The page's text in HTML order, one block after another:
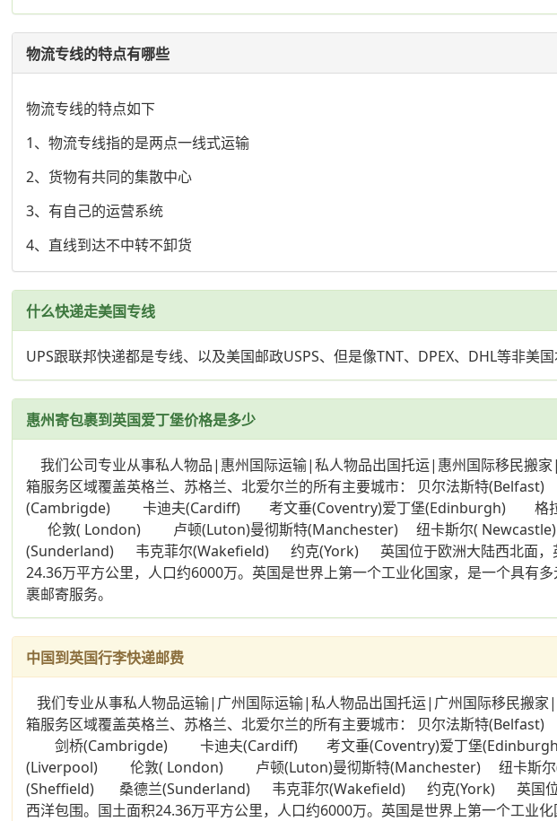
物流专线的特点有哪些
物流专线的特点如下
1、物流专线指的是两点一线式运输
2、货物有共同的集散中心
3、有自己的运营系统
4、直线到达不中转不卸货
什么快递走美国专线
UPS跟联邦快递都是专线、以及美国邮政USPS、但是像TNT、DPEX、DHL等非
惠州寄包裹到英国爱丁堡价格是多少
我们公司专业从事私人物品|惠州国际运输|私人物品出国托运|惠州国际移民搬
箱服务区域覆盖英格兰、苏格兰、北爱尔兰的所有主要城市： 贝尔法斯特
(Cambrigde) 卡迪夫(Cardiff) 考文垂(Coventry)爱丁堡(Edinburgh)
伦敦( London) 卢顿(Luton)曼彻斯特(Manchester) 纽卡斯尔(
(Sunderland) 韦克菲尔(Wakefield) 约克(York) 英国位于欧洲大陆西北面，英
24.36万平方公里，人口约6000万。英国是世界上第一个工业化国家，是一个
裹邮寄服务。
中国到英国行李快递邮费
我们专业从事私人物品运输|广州国际运输|私人物品出国托运|广州国际移民搬
箱服务区域覆盖英格兰、苏格兰、北爱尔兰的所有主要城市： 贝尔法斯特
剑桥(Cambrigde) 卡迪夫(Cardiff) 考文垂(Coventry)爱丁堡
(Liverpool) 伦敦( London) 卢顿(Luton)曼彻斯特(Manchester) 纽卡斯
(Sheffield) 桑德兰(Sunderland) 韦克菲尔(Wakefield) 约克(York) 英国位于
西洋包围。国土面积24.36万平方公里，人口约6000万。英国是世界上第一个